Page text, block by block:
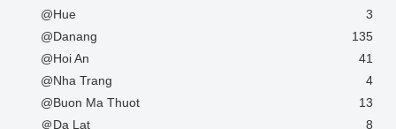
@Hue
3
@Danang
135
@Hoi An
41
@Nha Trang
4
@Buon Ma Thuot
13
＠Da Lat
8